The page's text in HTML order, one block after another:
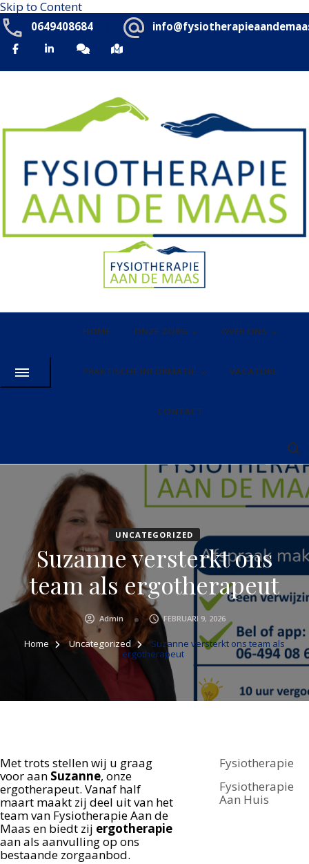
Skip to Content
0649408684
Fysiotherapie Aan de Maas
We gaan verder dan lichamelijke gezondheid
HOME ONZE ZORG OVER ONS
PRAKTISCHE INFORMATIE VACATURE
CONTACT
UNCATEGORIZED
Suzanne versterkt ons
team als ergotherapeut
Admin FEBRUARI 9, 2026
Home Uncategorized
Suzanne versterkt ons team als
ergotherapeut
Met trots stellen wij u graag
voor aan Suzanne, onze
ergotherapeut. Vanaf half
maart maakt zij deel uit van het
team van Fysiotherapie Aan de
Maas en biedt zij ergotherapie
aan als aanvulling op ons
bestaande zorgaanbod.
Fysiotherapie
Fysiotherapie
Aan Huis